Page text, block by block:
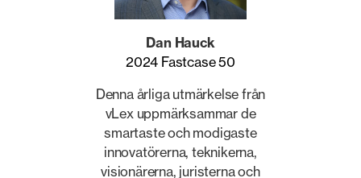
Dan Hauck
2024 Fastcase 50
Denna årliga utmärkelse från
vLex uppmärksammar de
smartaste och modigaste
innovatörerna, teknikerna,
visionärerna, juristerna och